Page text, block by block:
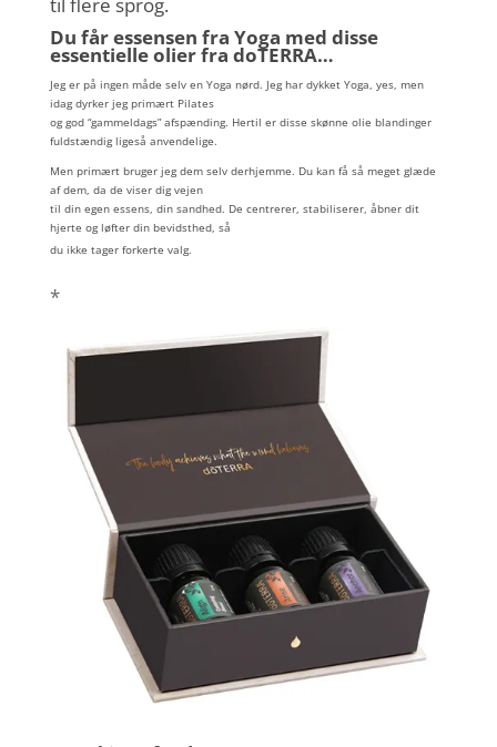
til flere sprog.
Du får essensen fra Yoga med disse
essentielle olier fra doTERRA…
Jeg er på ingen måde selv en Yoga nørd. Jeg har dykket Yoga, yes, men
idag dyrker jeg primært Pilates
og god “gammeldags” afspænding. Hertil er disse skønne olie blandinger
fuldstændig ligeså anvendelige.
Men primært bruger jeg dem selv derhjemme. Du kan få så meget glæde
af dem, da de viser dig vejen
til din egen essens, din sandhed. De centrerer, stabiliserer, åbner dit
hjerte og løfter din bevidsthed, så
du ikke tager forkerte valg.
*